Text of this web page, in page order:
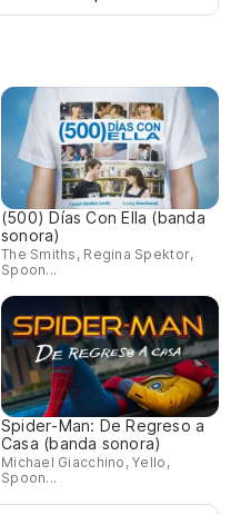
(500) Días Con Ella (banda
sonora)
The Smiths, Regina Spektor,
Spoon...
Spider-Man: De Regreso a
Casa (banda sonora)
Michael Giacchino, Yello,
Spoon...